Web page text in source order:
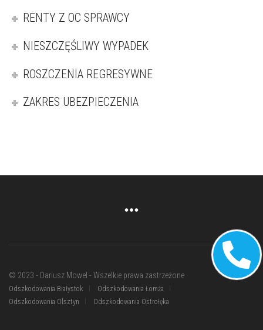
RENTY Z OC SPRAWCY
NIESZCZĘŚLIWY WYPADEK
ROSZCZENIA REGRESYWNE
ZAKRES UBEZPIECZENIA
© 2023 - Dariusz Mowel - Wszelkie prawa zastrzeżone
Odszkodowania Białystok
Odszkodowania Łomża
Odszkodowania Olsztyn
Odszkodowania Ostrołęka